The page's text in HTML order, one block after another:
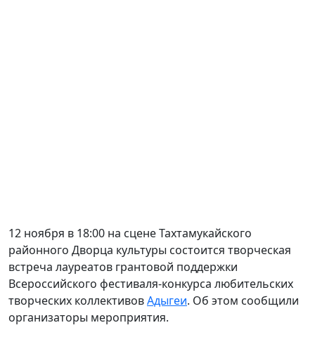
12 ноября в 18:00 на сцене Тахтамукайского
районного Дворца культуры состоится творческая
встреча лауреатов грантовой поддержки
Всероссийского фестиваля-конкурса любительских
творческих коллективовАдыгеи. Об этом сообщили
организаторы мероприятия.